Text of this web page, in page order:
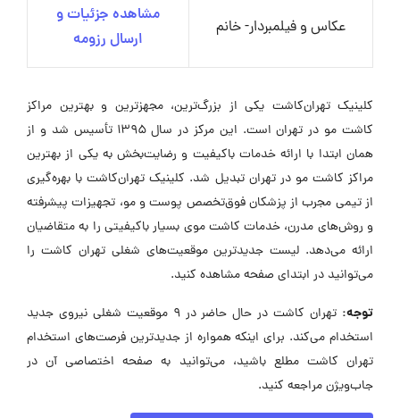
عکاس و فیلمبردار- خانم
مشاهده جزئیات و
ارسال رزومه
کلینیک تهران‌کاشت یکی از بزرگ‌ترین، مجهزترین و بهترین مراکز
کاشت مو در تهران است. این مرکز در سال ۱۳۹۵ تأسیس شد و از
همان ابتدا با ارائه خدمات باکیفیت و رضایت‌بخش به یکی از بهترین
مراکز کاشت مو در تهران تبدیل شد. کلینیک تهران‌کاشت با بهره‌گیری
از تیمی مجرب از پزشکان فوق‌تخصص پوست و مو، تجهیزات پیشرفته
و روش‌های مدرن، خدمات کاشت موی بسیار باکیفیتی را به متقاضیان
ارائه می‌دهد. لیست جدیدترین موقعیت‌های شغلی تهران کاشت را
می‌توانید در ابتدای صفحه مشاهده کنید.
توجه:
تهران کاشت در حال حاضر در ۹ موقعیت شغلی نیروی جدید
استخدام می‌کند. برای اینکه همواره از جدیدترین فرصت‌های استخدام
تهران کاشت مطلع باشید، می‌توانید به صفحه اختصاصی آن در
جاب‌ویژن مراجعه کنید.